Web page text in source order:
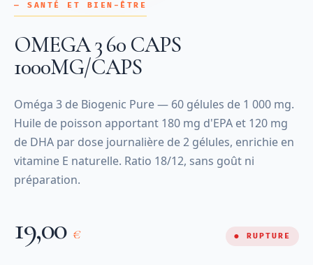
— SANTÉ ET BIEN-ÊTRE
OMEGA 3 60 CAPS
1000MG/CAPS
Oméga 3 de Biogenic Pure — 60 gélules de 1 000 mg.
Huile de poisson apportant 180 mg d'EPA et 120 mg
de DHA par dose journalière de 2 gélules, enrichie en
vitamine E naturelle. Ratio 18/12, sans goût ni
préparation.
19,00 € ● RUPTURE